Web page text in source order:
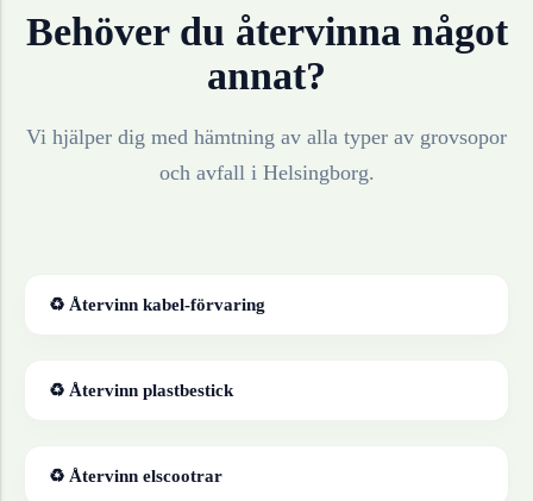
Behöver du återvinna något
annat?
Vi hjälper dig med hämtning av alla typer av grovsopor
och avfall i Helsingborg.
♻ Återvinn kabel-förvaring
♻ Återvinn plastbestick
♻ Återvinn elscootrar